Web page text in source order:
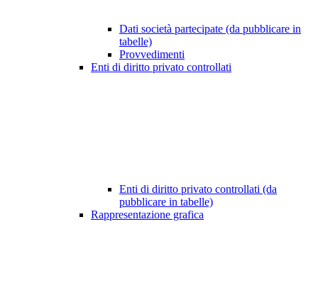
Dati società partecipate (da pubblicare in
tabelle)
Provvedimenti
Enti di diritto privato controllati
Enti di diritto privato controllati (da
pubblicare in tabelle)
Rappresentazione grafica